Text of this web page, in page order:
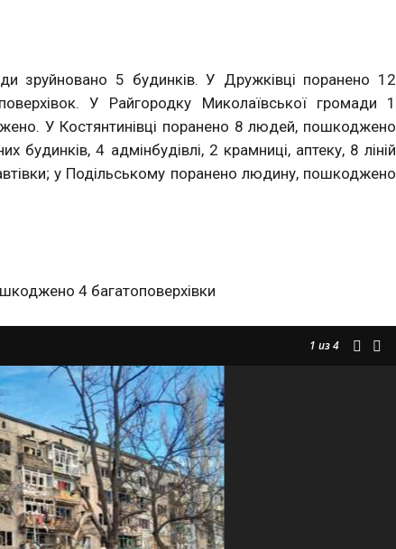
зруйновано 5 будинків. У Дружківці поранено 12
У Райгородку Миколаївської громади 1
У Костянтинівці поранено 8 людей, пошкоджено
будинків, 4 адмінбудівлі, 2 крамниці, аптеку, 8 ліній
у Подільському поранено людину, пошкоджено
4 багатоповерхівки
1 из 4